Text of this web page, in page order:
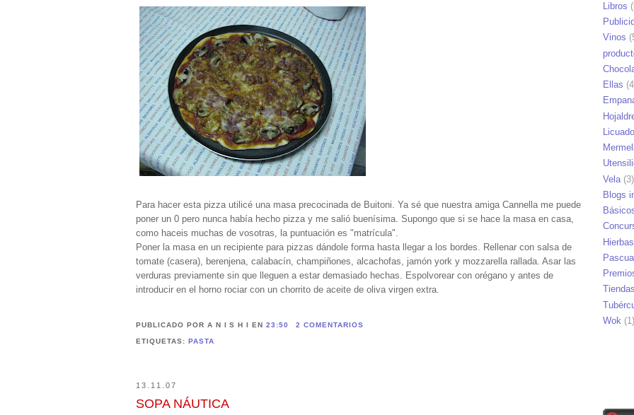
Para hacer esta pizza utilicé una masa precocinada de Buitoni. Ya sé que nuestra amiga Cannella me puede
poner un 0 pero nunca había hecho pizza y me salió buenísima. Supongo que si se hace la masa en casa,
como haceis muchas de vosotras, la puntuación es "matrícula".
Poner la masa en un recipiente para pizzas dándole forma hasta llegar a los bordes. Rellenar con salsa de
tomate (casera), berenjena, calabacín, champiñones, alcachofas, jamón york y mozzarella rallada. Asar las
verduras previamente sin que lleguen a estar demasiado hechas. Espolvorear con orégano y antes de
introducir en el horno rociar con un chorrito de aceite de oliva virgen extra.
PUBLICADO POR A N I S H IEN23:50 2 COMENTARIOS
ETIQUETAS: PASTA
13.11.07
SOPA NÁUTICA
Libros
Vinos
Ellas
Vela (3)
Blogs
Hierbas
Pascua
Tiendas
Wok (1)